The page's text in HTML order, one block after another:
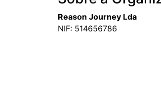
Reason Journey Lda
NIF: 514656786